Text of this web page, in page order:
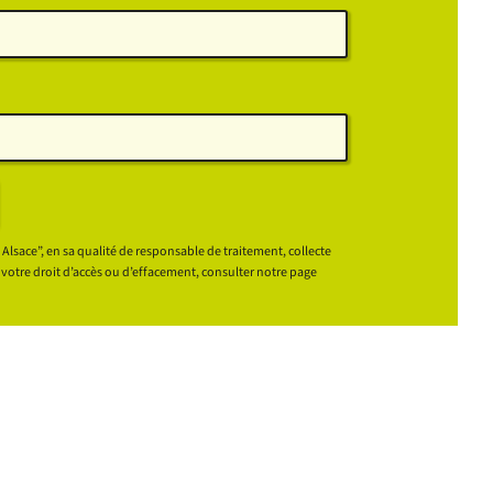
en sa qualité de responsable de traitement, collecte
droit d’accès ou d’effacement, consulter notre page